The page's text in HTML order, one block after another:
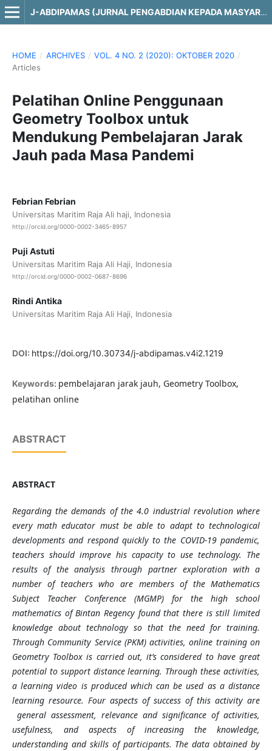
J-ABDIPAMAS (JURNAL PENGABDIAN KEPADA MASYARAKAT)
HOME / ARCHIVES / VOL. 4 NO. 2 (2020): OKTOBER 2020 /
Articles
Pelatihan Online Penggunaan
Geometry Toolbox untuk
Mendukung Pembelajaran Jarak
Jauh pada Masa Pandemi
Febrian Febrian
Universitas Maritim Raja Ali haji, Indonesia
http://orcid.org/0000-0002-3465-8957
Puji Astuti
Universitas Maritim Raja Ali Haji, Indonesia
http://orcid.org/0000-0002-0687-8696
Rindi Antika
Universitas Maritim Raja Ali Haji, Indonesia
DOI: https://doi.org/10.30734/j-abdipamas.v4i2.1219
Keywords: pembelajaran jarak jauh, Geometry Toolbox,
pelatihan online
ABSTRACT
ABSTRACT
Regarding the demands of the 4.0 industrial revolution where
every math educator must be able to adapt to technological
developments and respond quickly to the COVID-19 pandemic,
teachers should improve his capacity to use technology. The
results of the analysis through partner exploration with a
number of teachers who are members of the Mathematics
Subject Teacher Conference (MGMP) for the high school
mathematics of Bintan Regency found that there is still limited
knowledge about technology so that the need for training.
Through Community Service (PKM) activities, online training on
Geometry Toolbox is carried out, it’s considered to have great
potential to support distance learning. Through these activities,
a learning video is produced which can be used as a distance
learning resource. Four aspects of success of this activity are
general assessment, relevance and significance of activities,
usefulness, and aspects of increasing the knowledge,
understanding and skills of participants. The data obtained by